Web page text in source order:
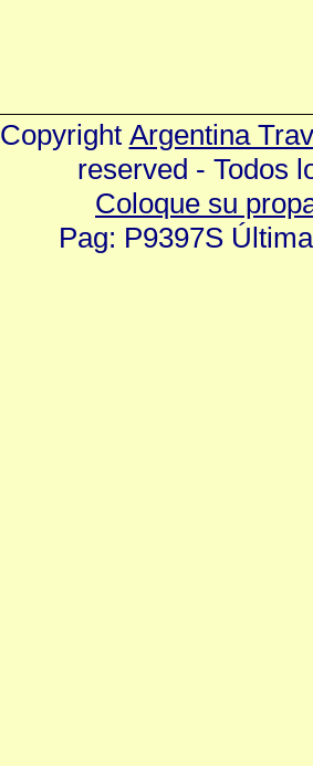
Copyright Argentina
reserved - Todos
Coloque su
Pag: P9397S